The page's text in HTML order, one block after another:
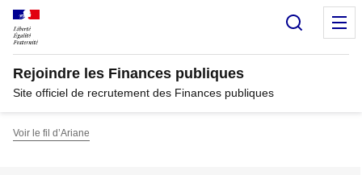
Panneau de gestion des cookies
Rejoindre les Finances publiques
Site officiel de recrutement des Finances publiques
Voir le fil d’Ariane